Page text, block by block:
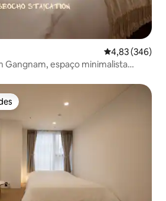
4,83 de uma
4,83 (346)
Gangnam, espaço minimalista